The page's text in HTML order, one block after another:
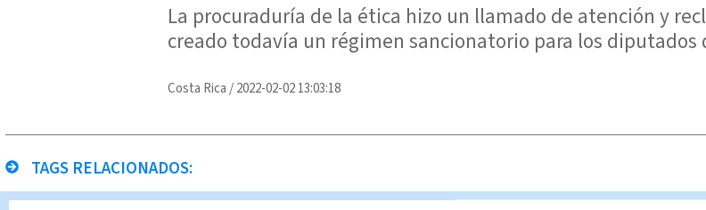
La procuraduría de la ética hizo un llamado de atención y
creado todavía un régimen sancionatorio para los
Costa Rica /2022-02-02 13:03:18
TAGS RELACIONADOS: